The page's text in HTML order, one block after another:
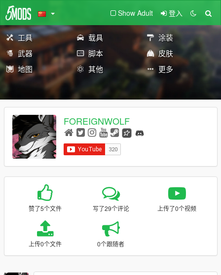
Show Adult 登入
工具 载具
涂装
武器
脚本
皮肤
地图
其他 更多
FOREIGNWOLF
赞了5个文件 写了29个评论 上传了0个视频
上传0个文件 0个跟随者